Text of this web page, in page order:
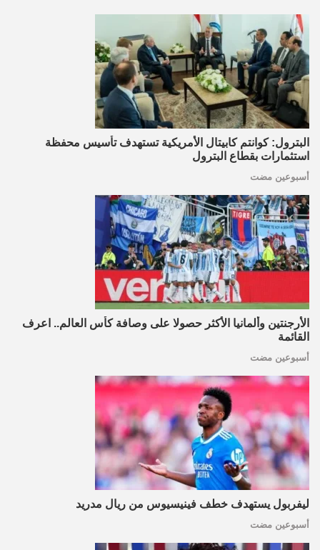
البترول: كوانتم كابيتال الأمريكية تستهدف تأسيس محفظة
استثمارات بقطاع البترول
أسبوعين مضت
الأرجنتين وألمانيا الأكثر حصولا على وصافة كأس العالم.. اعرف
القائمة
أسبوعين مضت
ليفربول يستهدف خطف فينيسيوس من ريال مدريد
أسبوعين مضت